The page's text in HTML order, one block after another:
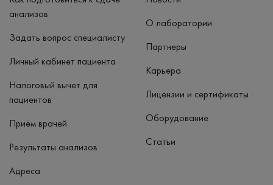
анализов
Задать вопрос специалисту
Личный кабинет пациента
Налоговый вычет для
пациентов
Приём врачей
Результаты анализов
Адреса
О лаборатории
Партнеры
Карьера
Лицензии и сертификаты
Оборудование
Статьи